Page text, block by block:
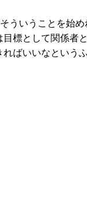
いうことを始
標として関係
ばいいなとい